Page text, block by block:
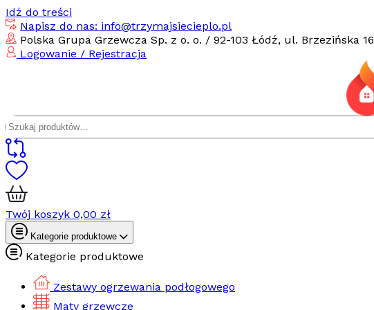
Idź do treści
Napisz do nas: info@trzymajsiecieplo.pl
Polska Grupa Grzewcza Sp. z o. o. / 92-103 Łódź, ul. Brzezińska 16
Logowanie / Rejestracja
Szukaj:
Twój koszyk 0,00 zł
Kategorie produktowe
Kategorie produktowe
Zestawy ogrzewania podłogowego
Maty grzewcze